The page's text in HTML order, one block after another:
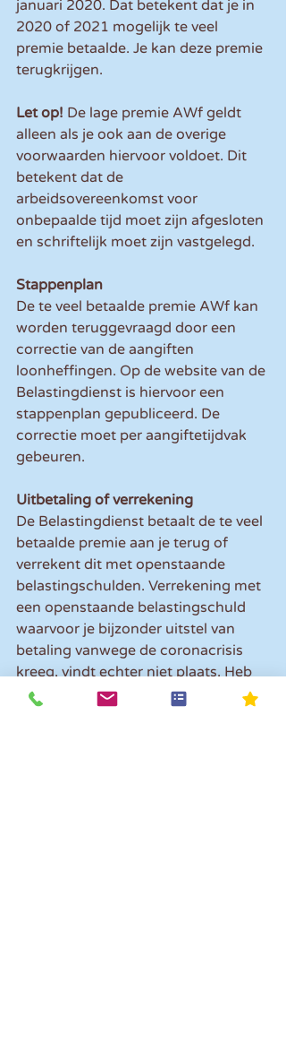
januari 2020. Dat betekent dat je in
2020 of 2021 mogelijk te veel
premie betaalde. Je kan deze premie
terugkrijgen.
Let op! De lage premie AWf geldt
alleen als je ook aan de overige
voorwaarden hiervoor voldoet. Dit
betekent dat de
arbeidsovereenkomst voor
onbepaalde tijd moet zijn afgesloten
en schriftelijk moet zijn vastgelegd.
Stappenplan
De te veel betaalde premie AWf kan
worden teruggevraagd door een
correctie van de aangiften
loonheffingen. Op de website van de
Belastingdienst is hiervoor een
stappenplan gepubliceerd. De
correctie moet per aangiftetijdvak
gebeuren.
Uitbetaling of verrekening
De Belastingdienst betaalt de te veel
betaalde premie aan je terug of
verrekent dit met openstaande
belastingschulden. Verrekening met
een openstaande belastingschuld
waarvoor je bijzonder uitstel van
betaling vanwege de coronacrisis
kreeg, vindt echter niet plaats. Heb
je zulke schulden, dan betaalt de